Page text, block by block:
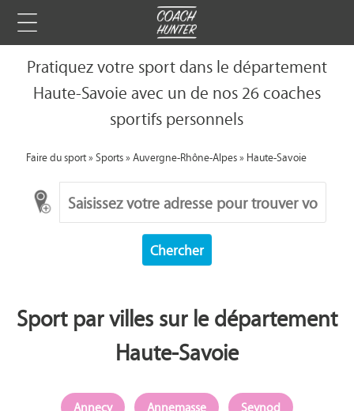
Pratiquez votre sport dans le département
Haute-Savoie avec un de nos 26 coaches
sportifs personnels
Faire du sport»Sports»Auvergne-Rhône-Alpes»Haute-Savoie
Chercher
Sport par villes sur le département
Haute-Savoie
Annecy Annemasse
Seynod